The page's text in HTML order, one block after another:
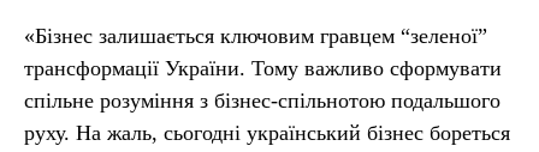
«Бізнес залишається ключовим гравцем “зеленої”
трансформації України. Тому важливо сформувати
спільне розуміння з бізнес-спільнотою подальшого
руху. На жаль, сьогодні український бізнес бореться